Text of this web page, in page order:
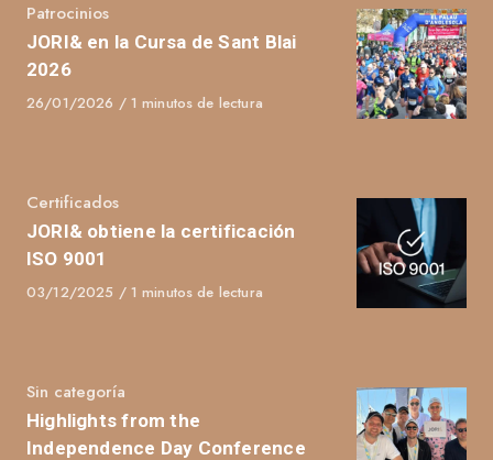
Category
Patrocinios
JORI& en la Cursa de Sant Blai
2026
Published
26/01/2026 1 minutos de lectura
Category
Certificados
JORI& obtiene la certificación
ISO 9001
Published
03/12/2025 1 minutos de lectura
Category
Sin categoría
Highlights from the
Independence Day Conference